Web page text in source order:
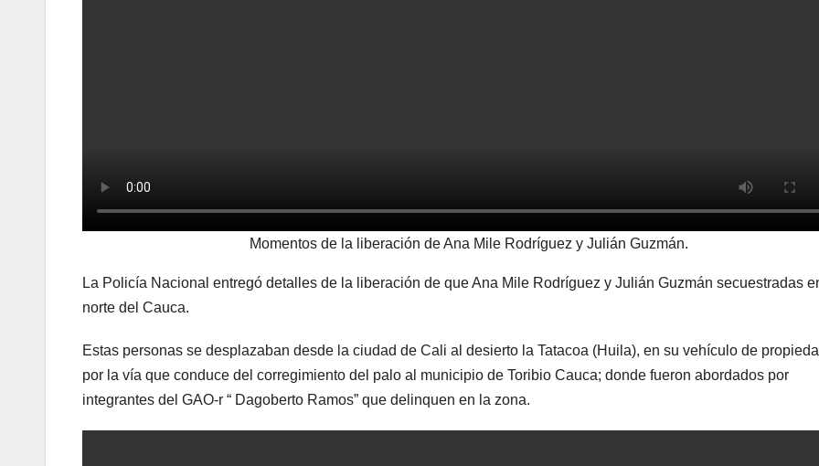
Momentos de la liberación de Ana Mile Rodríguez y Julián Guzmán.
La Policía Nacional entregó detalles de la liberación de que Ana Mile Rodríguez y Julián Guzmán secuestradas
norte del Cauca.
Estas personas se desplazaban desde la ciudad de Cali al desierto la Tatacoa (Huila), en su vehículo de
por la vía que conduce del corregimiento del palo al municipio de Toribio Cauca; donde fueron abordados por
integrantes del GAO-r “ Dagoberto Ramos” que delinquen en la zona.